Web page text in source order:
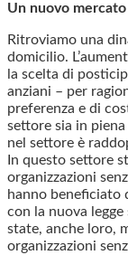
Un nuovo
Ritroviamo una
domicilio.
la scelta di
anziani – per
preferenza e di
settore sia in
nel settore è
In questo settore
organizzazioni
hanno beneficiato
con la nuova
state, anche loro,
organizzazioni